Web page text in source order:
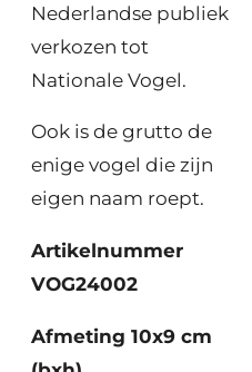
Nederlandse publiek
verkozen tot
Nationale Vogel.
Ook is de grutto de
enige vogel die zijn
eigen naam roept.
Artikelnummer
VOG24002
Afmeting 10x9 cm